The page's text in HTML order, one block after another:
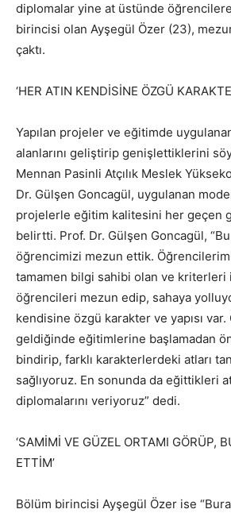
diplomalar yine at üstünde
birincisi olan Ayşegül Özer (23),
çaktı.
‘HER ATIN KENDİSİNE ÖZGÜ
Yapılan projeler ve eğitimde
alanlarını geliştirip genişlettiklerini
Mennan Pasinli Atçılık Meslek
Dr. Gülşen Goncagül, uygulanan
projelerle eğitim kalitesini her geçen
belirtti. Prof. Dr. Gülşen Goncagül,
öğrencimizi mezun ettik.
tamamen bilgi sahibi olan ve kriterleri
öğrencileri mezun edip, sahaya
kendisine özgü karakter ve yapısı
geldiğinde eğitimlerine başlamadan
bindirip, farklı karakterlerdeki atları
sağlıyoruz. En sonunda da eğittikleri
diplomalarını veriyoruz” dedi.
‘SAMİMİ VE GÜZEL ORTAMI GÖRÜP,
ETTİM’
Bölüm birincisi Ayşegül Özer ise